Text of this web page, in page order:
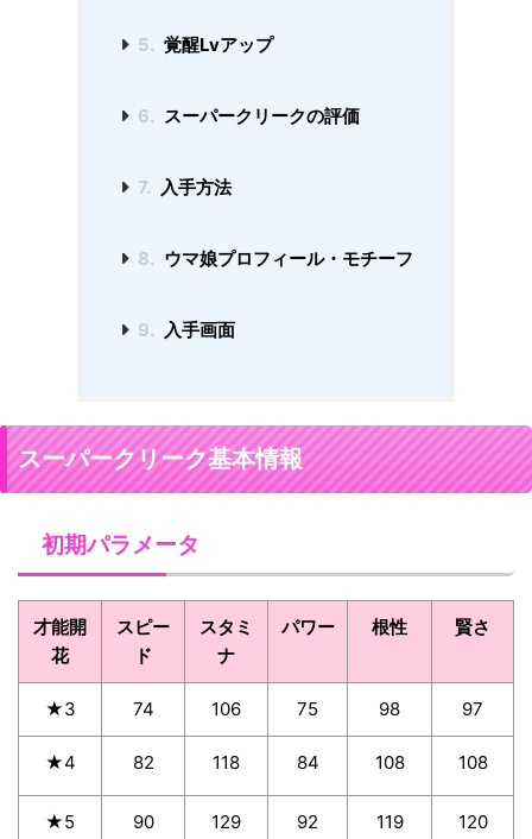
5. 覚醒Lvアップ
6. スーパークリークの評価
7. 入手方法
8. ウマ娘プロフィール・モチーフ
9. 入手画面
スーパークリーク基本情報
初期パラメータ
才能開
花
スピー
ド
スタミ
ナ
パワー 根性 賢さ
★3 74 106 75 98 97
★4 82 118 84 108 108
★5 90 129 92 119 120